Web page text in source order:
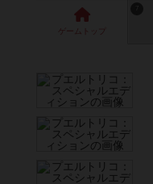
ゲーム